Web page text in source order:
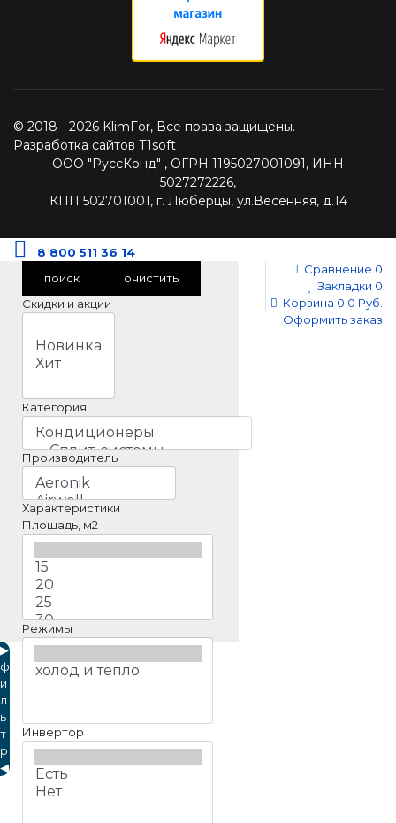
© 2018 - 2026 KlimFor, Все права защищены.
Разработка сайтов T1soft
ООО "РуссКонд" , ОГРН 1195027001091, ИНН
5027272226,
КПП 502701001, г. Люберцы, ул.Весенняя, д.14
8 800 511 36 14
Сравнение 0
Закладки 0
Корзина 0 0 Руб.
Оформить заказ
поиск
очистить
Скидки и акции
Категория
Производитель
Характеристики
Площадь, м2
Режимы
Инвертор
▶
ф
и
л
ь
т
р
◀